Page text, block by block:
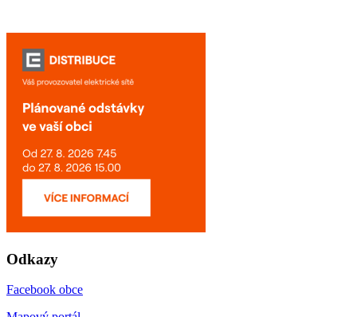
Odkazy
Facebook obce